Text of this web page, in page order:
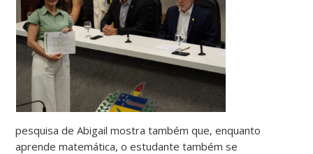
pesquisa de Abigail mostra também que, enquanto
aprende matemática, o estudante também se